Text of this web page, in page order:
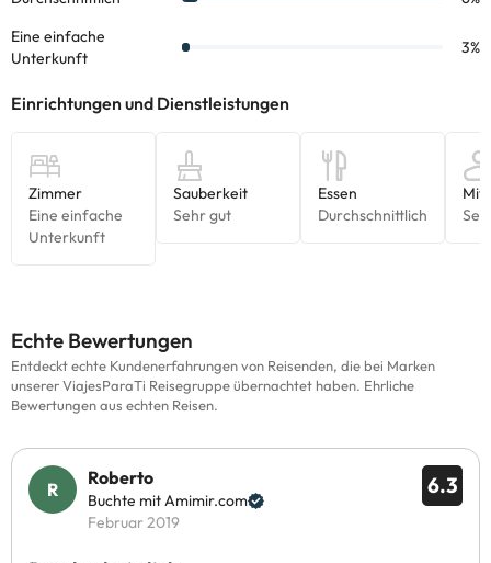
Echte Bewertungen
Entdeckt echte Kundenerfahrungen von Reisenden, die bei Marken
unserer ViajesParaTi Reisegruppe übernachtet haben. Ehrliche
Bewertungen aus echten Reisen.
6.3
Roberto
Buchte mit Amimir.com
Februar 2019